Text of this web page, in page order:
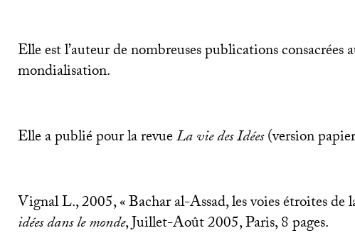
Elle est l’auteur de nombreuses publications
mondialisation.
Elle a publié pour la revueLa vie des Idées(version
Vignal L., 2005, «Bachar al-Assad, les voies étroites de
idées dans le monde, Juillet-Août 2005, Paris, 8 pages.